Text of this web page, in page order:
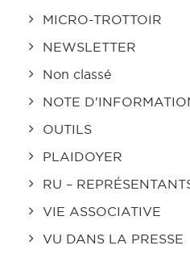
MICRO-TROTTOIR
NEWSLETTER
Non classé
NOTE
OUTILS
PLAIDOYER
RU –
VIE ASSOCIATIVE
VU DANS LA PRESSE